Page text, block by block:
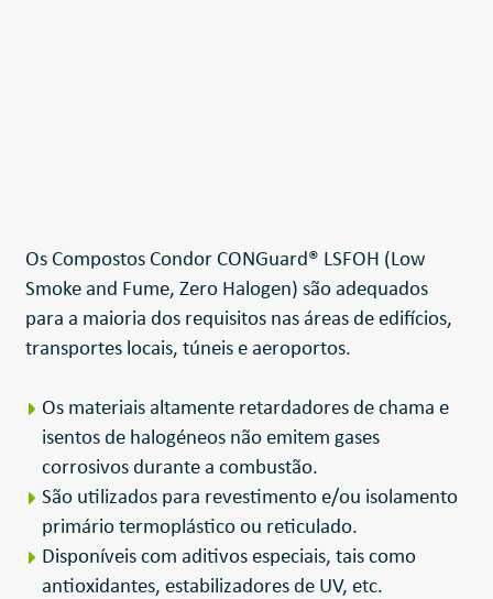
Os Compostos Condor CONGuard® LSFOH (Low
Smoke and Fume, Zero Halogen) são adequados
para a maioria dos requisitos nas áreas de edifícios,
transportes locais, túneis e aeroportos.
Os materiais altamente retardadores de chama e
isentos de halogéneos não emitem gases
corrosivos durante a combustão.
São utilizados para revestimento e/ou isolamento
primário termoplástico ou reticulado.
Disponíveis com aditivos especiais, tais como
antioxidantes, estabilizadores de UV, etc.